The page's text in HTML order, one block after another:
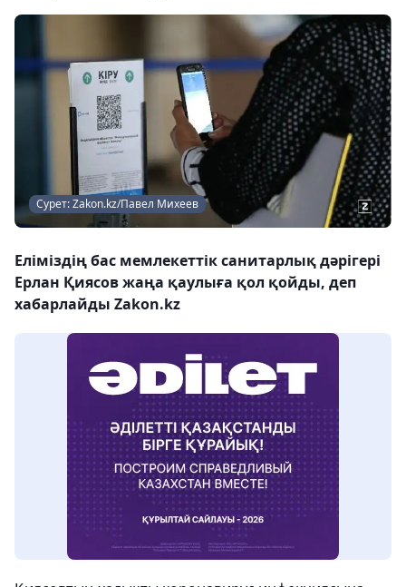
Сурет: Zakon.kz/Павел Михеев
Еліміздің бас мемлекеттік санитарлық дәрігері
Ерлан Қиясов жаңа қаулыға қол қойды, деп
хабарлайды Zakon.kz